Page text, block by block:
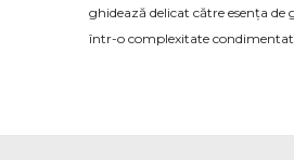
ghidează delicat către esența
într-o complexitate